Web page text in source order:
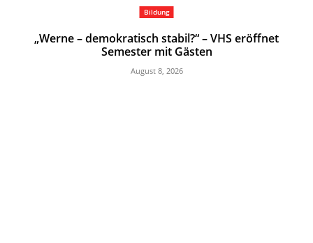
Bildung
„Werne – demokratisch stabil?“ – VHS eröffnet
Semester mit Gästen
August 8, 2026